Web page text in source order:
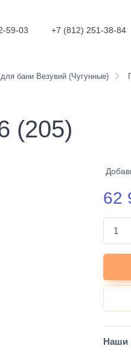
59-03 +7 (812) 251-38-84
бани Везувий (Чугунные)
(205)
62
Наши